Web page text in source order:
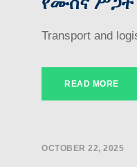
Transport and
READ MORE
OCTOBER 22, 2025